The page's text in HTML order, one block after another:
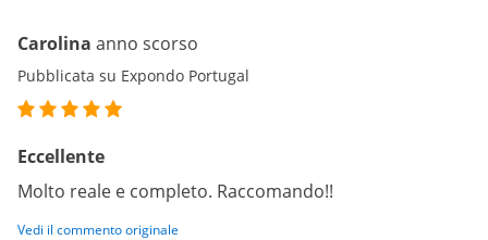
Carolina anno scorso
Pubblicata su Expondo Portugal
Eccellente
Molto reale e completo. Raccomando!!
Vedi il commento originale